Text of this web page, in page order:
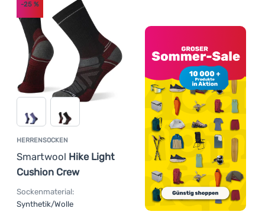
HERRENSOCKEN
Smartwool Hike Light
Cushion Crew
-25 %
Sockenmaterial:
Synthetik/Wolle